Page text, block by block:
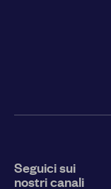
Seguici sui
nostri canali